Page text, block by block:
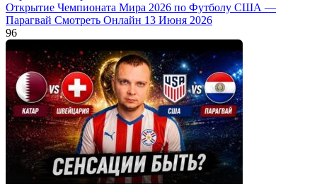
Открытие Чемпионата Мира 2026 по Футболу США —
Парагвай Смотреть Онлайн 13 Июня 2026
96